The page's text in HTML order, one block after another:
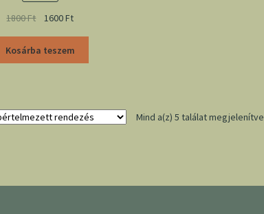
1800Ft 1600Ft
Kosárba teszem
Mind a(z) 5 találat megjelenítve